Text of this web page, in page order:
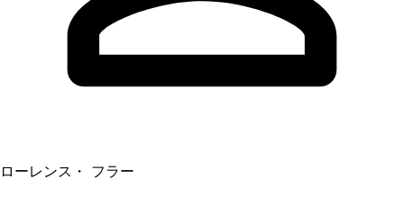
ローレンス・ フラー